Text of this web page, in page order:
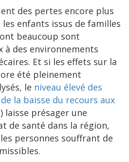
des pertes encore plus
enfants issus de familles
beaucoup sont
à des environnements
Et si les effets sur la
été pleinement
le niveau élevé des
la baisse du recours aux
laisse présager une
de santé dans la région,
personnes souffrant de